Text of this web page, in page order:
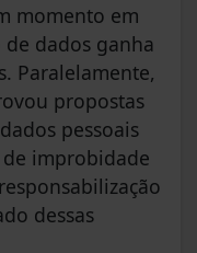
momento em
dados ganha
Paralelamente,
propostas
pessoais
improbidade
dessas